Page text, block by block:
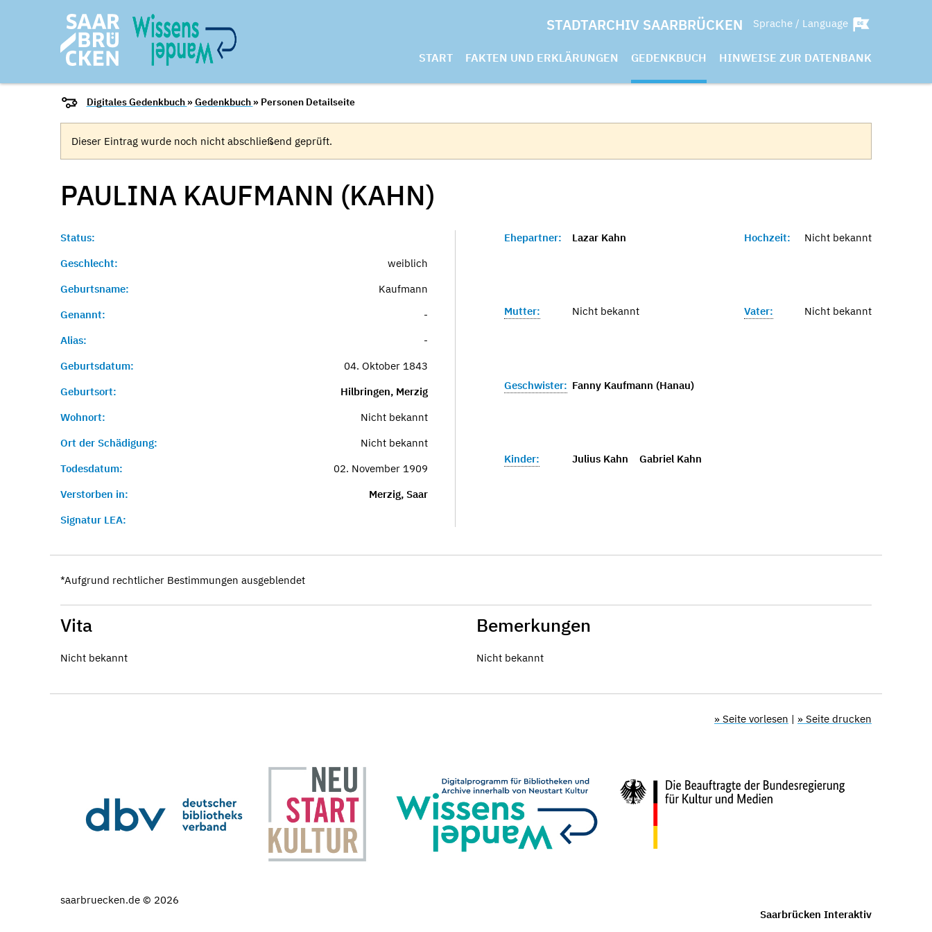
STADTARCHIV SAARBRÜCKEN Sprache / Language
START FAKTEN UND ERKLÄRUNGEN GEDENKBUCH HINWEISE ZUR DATENBANK
Digitales Gedenkbuch »Gedenkbuch » Personen Detailseite
Dieser Eintrag wurde noch nicht abschließend geprüft.
PAULINA KAUFMANN (KAHN)
Status:
Geschlecht:
weiblich
Geburtsname:
Kaufmann
Genannt:
-
Alias:
-
Geburtsdatum:
04. Oktober 1843
Geburtsort:
Hilbringen, Merzig
Wohnort:
Nicht bekannt
Ort der Schädigung:
Nicht bekannt
Todesdatum:
02. November 1909
Verstorben in:
Merzig, Saar
Signatur LEA:
Ehepartner: Lazar Kahn Hochzeit: Nicht bekannt
Mutter: Nicht bekannt Vater: Nicht bekannt
Geschwister: Fanny Kaufmann (Hanau)
Kinder: Julius Kahn Gabriel Kahn
*Aufgrund rechtlicher Bestimmungen ausgeblendet
Vita
Nicht bekannt
Bemerkungen
Nicht bekannt
» Seite vorlesen | » Seite drucken
saarbruecken.de © 2026
Saarbrücken Interaktiv